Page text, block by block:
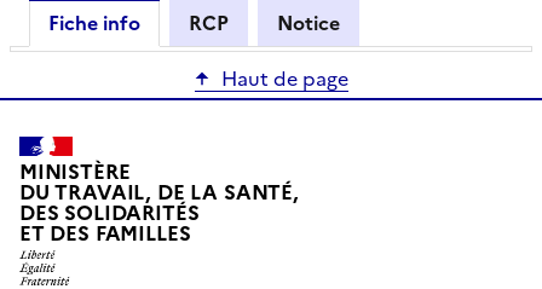
Fiche info RCP
Notice
Haut de page
MINISTÈRE
DU TRAVAIL, DE LA SANTÉ,
DES SOLIDARITÉS
ET DES FAMILLES